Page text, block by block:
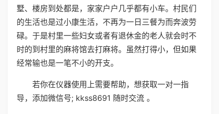
墅、楼房到处都是，家家户户几乎都有小车。村民们
的生活也是过小康生活，不再为一日三餐为而奔波劳
碌。于是村里一些妇女或者有退休金的老人就会时不
时的到村里的麻将馆去打麻将。虽然打得小，但如果
经常输也是一笔不小的开支。
若你在仪器使用上需要帮助，想获取一对一指
导，添加微信号; kkss8691 随时交流 。